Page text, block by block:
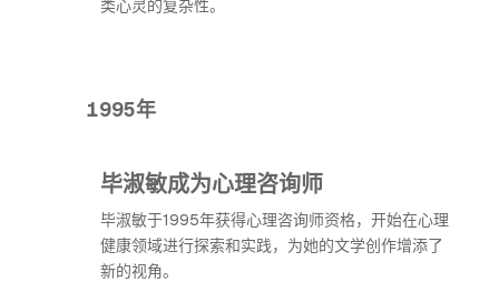
类心灵的复杂性。
1995年
毕淑敏成为心理咨询师
毕淑敏于1995年获得心理咨询师资格，开始在心理
健康领域进行探索和实践，为她的文学创作增添了
新的视角。